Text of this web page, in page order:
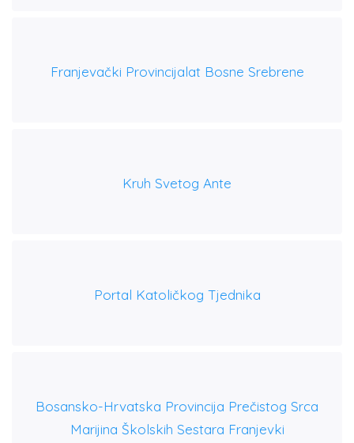
Franjevački Provincijalat Bosne Srebrene
Kruh Svetog Ante
Portal Katoličkog Tjednika
Bosansko-Hrvatska Provincija Prečistog Srca
Marijina Školskih Sestara Franjevki